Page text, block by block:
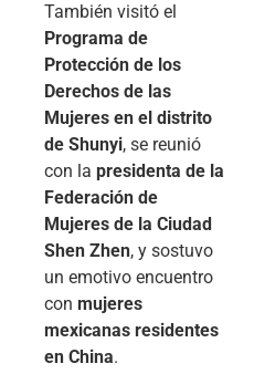
También visitó el
Programa de
Protección de los
Derechos de las
Mujeres en el distrito
de Shunyi, se reunió
con la presidenta de la
Federación de
Mujeres de la Ciudad
Shen Zhen, y sostuvo
un emotivo encuentro
con mujeres
mexicanas residentes
en China.